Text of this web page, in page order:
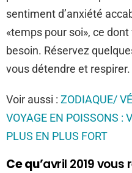
sentiment d’anxiété
«temps pour soi», ce
besoin. Réservez
vous détendre et respirer.
Voir aussi : ZODIAQUE/
VOYAGE EN POISSONS :
PLUS EN PLUS FORT
Ce qu’avril 2019 vous